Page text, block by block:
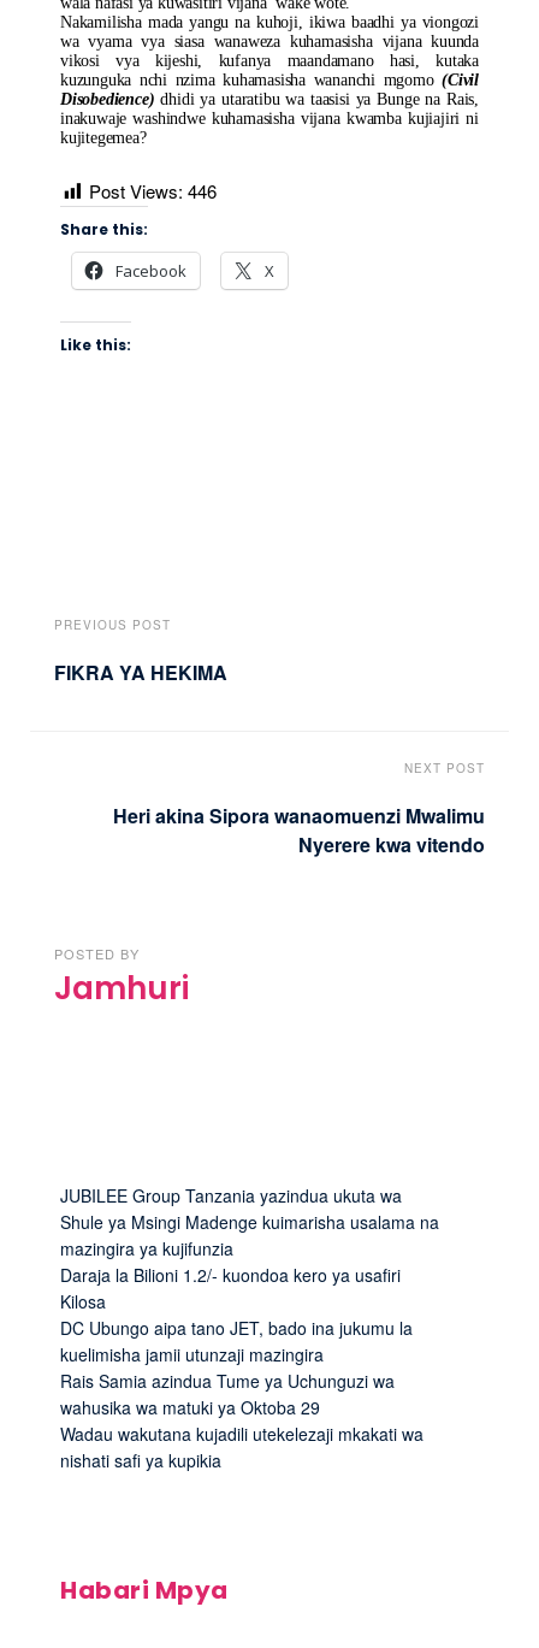
Nakamilisha mada yangu na kuhoji, ikiwa baadhi ya viongozi
wa vyama vya siasa wanaweza kuhamasisha vijana kuunda
vikosi vya kijeshi, kufanya maandamano hasi, kutaka
kuzunguka nchi nzima kuhamasisha wananchi mgomo(Civil
Disobedience)dhidi ya utaratibu wa taasisi ya Bunge na Rais,
inakuwaje washindwe kuhamasisha vijana kwamba kujiajiri ni
kujitegemea?
Post Views: 446
Share this:
Facebook X
Like this:
PREVIOUS POST
FIKRA YA HEKIMA
NEXT POST
Heri akina Sipora wanaomuenzi Mwalimu
Nyerere kwa vitendo
POSTED BY
Jamhuri
JUBILEE Group Tanzania yazindua ukuta wa
Shule ya Msingi Madenge kuimarisha usalama na
mazingira ya kujifunzia
Daraja la Bilioni 1.2/- kuondoa kero ya usafiri
Kilosa
DC Ubungo aipa tano JET, bado ina jukumu la
kuelimisha jamii utunzaji mazingira
Rais Samia azindua Tume ya Uchunguzi wa
wahusika wa matuki ya Oktoba 29
Wadau wakutana kujadili utekelezaji mkakati wa
nishati safi ya kupikia
Habari Mpya